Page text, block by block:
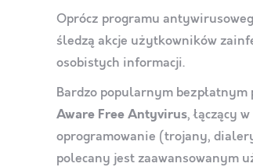
Oprócz programu
śledzą akcje użytkowników
osobistych informacji.
Bardzo popularnym
Aware Free Antyvirus, łączący
oprogramowanie (trojany,
polecany jest zaawansowanym